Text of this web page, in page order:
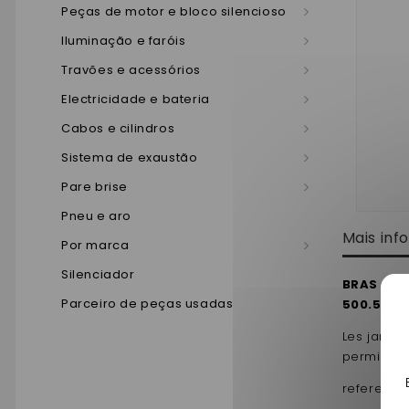
Peças de motor e bloco silencioso
Iluminação e faróis
Travões e acessórios
Electricidade e bateria
Cabos e cilindros
Sistema de exaustão
Pare brise
Pneu e aro
Por marca
Silenciador
Parceiro de peças usadas
Mais
BRAS
500.5
Les
permis ,
reference